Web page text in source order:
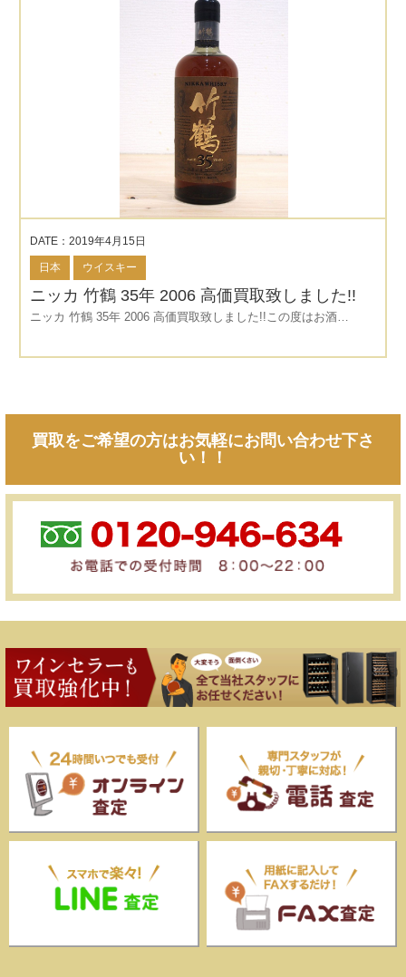
DATE：2019年4月15日
日本 ウイスキー
ニッカ 竹鶴 35年 2006 高価買取致しました!!
ニッカ 竹鶴 35年 2006 高価買取致しました!!この度はお酒…
買取をご希望の方はお気軽にお問い合わせ下さ
い！！